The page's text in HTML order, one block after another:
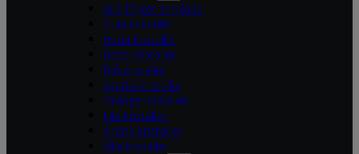
Alla färger samlade
Gula kristaller
Röda kristaller
Rosa kristaller
Blå kristaller
Svarta kristaller
Orange kristaller
Lila kristaller
Gröna kristaller
Vita kristaller